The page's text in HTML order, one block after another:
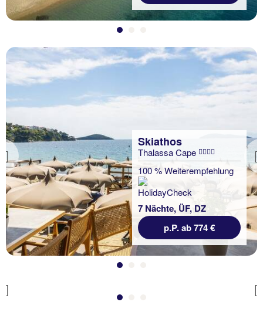
Previous
Skiathos
Thalassa Cape
100 % Weiterempfehlung
7 Nächte, ÜF, DZ
p.P. ab 774 €
Previous
Skiathos
Villa Alissia
7 Nächte, Ü, St
p.P. ab 855 €